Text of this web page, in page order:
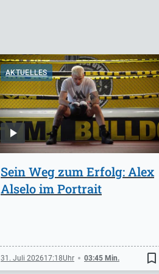
AKTUELLES
Sein Weg zum Erfolg: Alex
Alselo im Portrait
31. Juli 202617:18 03:45 Min. bookmark_border